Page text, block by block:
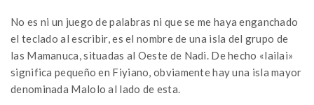
No es ni un juego de palabras ni que se me haya enganchado
el teclado al escribir, es el nombre de una isla del grupo de
las Mamanuca, situadas al Oeste de Nadi. De hecho «lailai»
significa pequeño en Fiyiano, obviamente hay una isla mayor
denominada Malolo al lado de esta.